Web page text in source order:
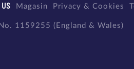
Magasin Privacy & Cookies
1159255 (England & Wales)